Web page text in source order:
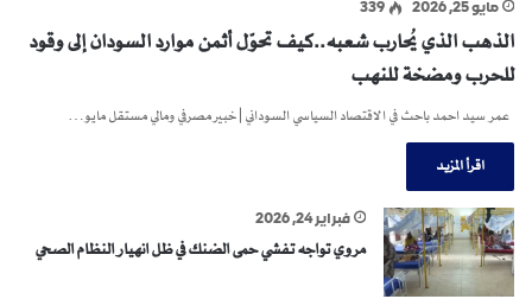
مايو 25, 2026 339
الذهب الذي يُحارب شعبه..كيف تحوّل أثمن موارد السودان إلى وقود
للحرب ومضخة للنهب
عمر سيد احمد باحث في الاقتصاد السياسي السوداني | خبير مصرفي ومالي مستقل مايو…
اقرأ المزيد
فبراير 24, 2026
مروي تواجه تفشي حمى الضنك في ظل انهيار النظام الصحي